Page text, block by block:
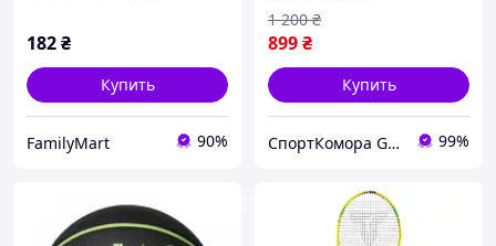
182₴
Купить
FamilyMart 90%
899₴
1 200 ₴
Купить
СпортКомора GalaBola 99%